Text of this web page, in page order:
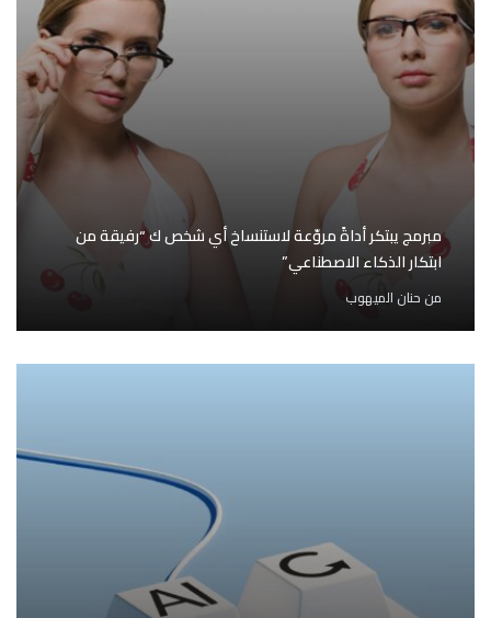
مبرمج يبتكر أداةً مروّعة لاستنساخ أي شخص ك “رفيقة من
ابتكار الذكاء الاصطناعي”
من حنان الميهوب